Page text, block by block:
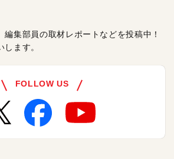
編集部員の取材レポートなどを投稿中！
ます。
FOLLOW US